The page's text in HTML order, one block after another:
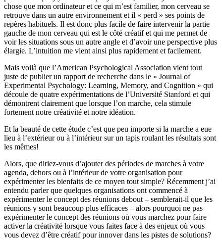
chose que mon ordinateur et ce qui m’est familier, mon cerveau se
retrouve dans un autre environnement et il « perd » ses points de
repères habituels. Il est donc plus facile de faire intervenir la partie
gauche de mon cerveau qui est le côté créatif et qui me permet de
voir les situations sous un autre angle et d’avoir une perspective plus
élargie. L’intuition me vient ainsi plus rapidement et facilement.
Mais voilà que l’American Psychological Association vient tout
juste de publier un rapport de recherche dans le « Journal of
Experimental Psychology: Learning, Memory, and Cognition » qui
découle de quatre expérimentations de l’Université Stanford et qui
démontrent clairement que lorsque l’on marche, cela stimule
fortement notre créativité et notre idéation.
Et la beauté de cette étude c’est que peu importe si la marche a eue
lieu à l’extérieur ou à l’intérieur sur un tapis roulant les résultats sont
les mêmes!
Alors, que diriez-vous d’ajouter des périodes de marches à votre
agenda, dehors ou à l’intérieur de votre organisation pour
expérimenter les bienfaits de ce moyen tout simple? Récemment j’ai
entendu parler que quelques organisations ont commencé à
expérimenter le concept des réunions debout – semblerait-il que les
réunions y sont beaucoup plus efficaces – alors pourquoi ne pas
expérimenter le concept des réunions où vous marchez pour faire
activer la créativité lorsque vous faites face à des enjeux où vous
vous devez d’être créatif pour innover dans les pistes de solutions?